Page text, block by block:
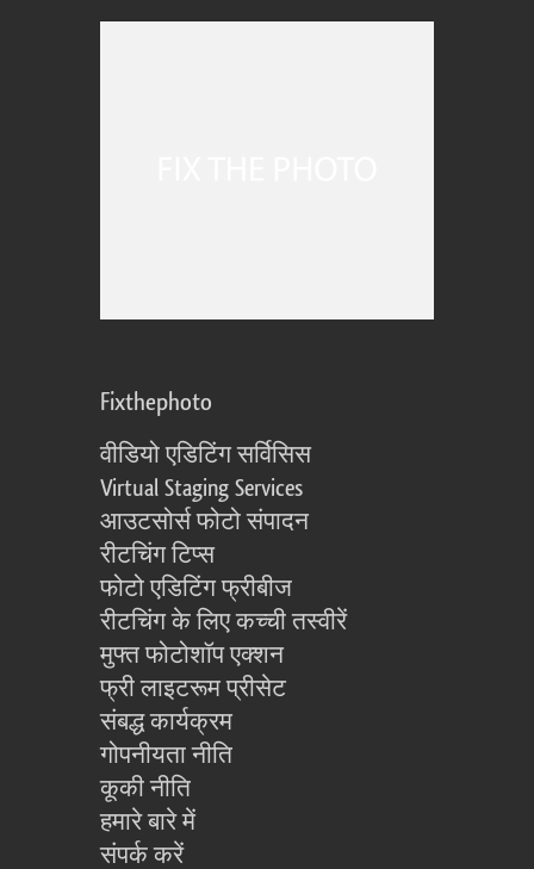
Fixthephoto
वीडियो एडिटिंग सर्विसिस
Virtual Staging Services
आउटसोर्स फोटो संपादन
रीटचिंग टिप्स
फोटो एडिटिंग फ्रीबीज
रीटचिंग के लिए कच्ची तस्वीरें
मुफ्त फोटोशॉप एक्शन
फ्री लाइटरूम प्रीसेट
संबद्ध कार्यक्रम
गोपनीयता नीति
कूकी नीति
हमारे बारे में
संपर्क करें